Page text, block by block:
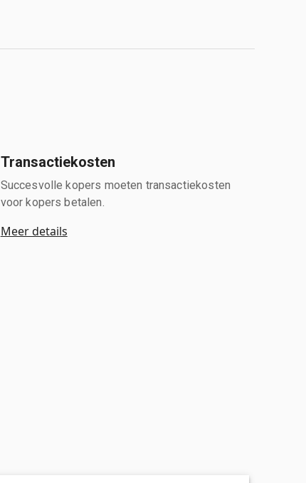
Transactiekosten
Succesvolle kopers moeten transactiekosten
voor kopers betalen.
Meer details